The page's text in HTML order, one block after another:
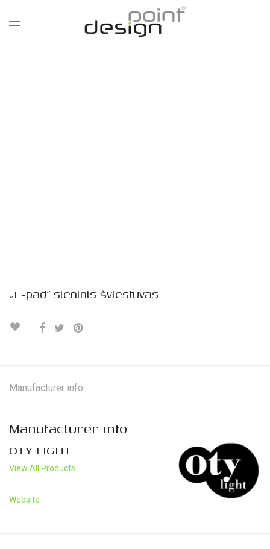
„E-pad” sieninis šviestuvas
Manufacturer info
Manufacturer info
OTY LIGHT
View All Products
Website